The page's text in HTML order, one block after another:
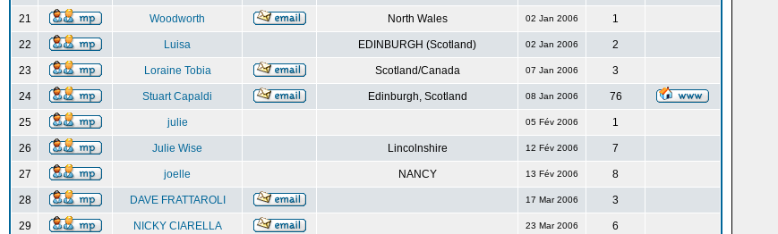
21 Woodworth North Wales 02 Jan 2006 1
22 Luisa EDINBURGH (Scotland) 02 Jan 2006 2
23 Loraine Tobia Scotland/Canada 07 Jan 2006 3
24 Stuart Capaldi Edinburgh, Scotland 08 Jan 2006 76
25 julie 05 Fév 2006 1
26 Julie Wise Lincolnshire 12 Fév 2006 7
27 joelle NANCY 13 Fév 2006 8
28 DAVE FRATTAROLI 17 Mar 2006 3
29 NICKY CIARELLA 23 Mar 2006 6